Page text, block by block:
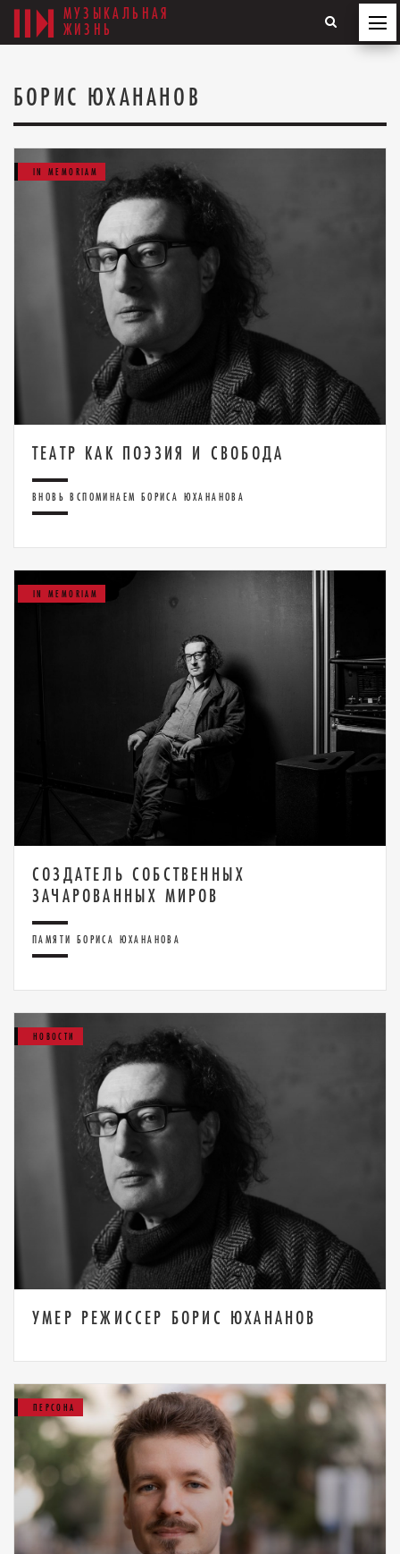
МУЗЫКАЛЬНАЯ
ЖИЗНЬ
БОРИС ЮХАНАНОВ
IN MEMORIAM
ТЕАТР КАК ПОЭЗИЯ И СВОБОДА
ВНОВЬ ВСПОМИНАЕМ БОРИСА ЮХАНАНОВА
IN MEMORIAM
СОЗДАТЕЛЬ СОБСТВЕННЫХ
ЗАЧАРОВАННЫХ МИРОВ
ПАМЯТИ БОРИСА ЮХАНАНОВА
НОВОСТИ
УМЕР РЕЖИССЕР БОРИС ЮХАНАНОВ
ПЕРСОНА